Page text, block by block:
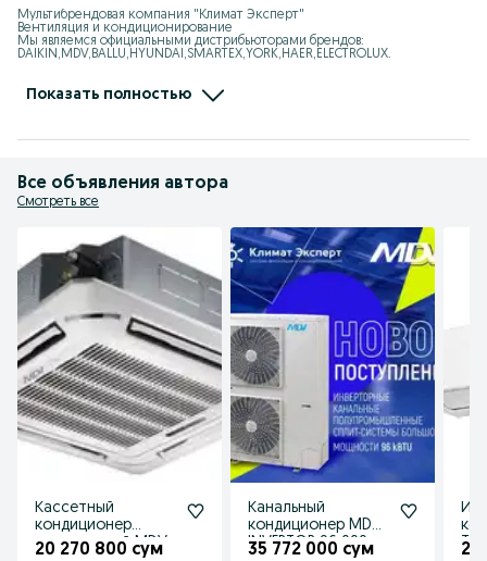
Мультибрендовая компания "Климат Эксперт"
Вентиляция и кондиционирование
Мы являемся официальными дистрибьюторами брендов:
DAIKIN,MDV,BALLU,HYUNDAI,SMARTEX,YORK,HAER,ELECTROLUX.
Тепловые завесы, Калориферы, Тепловентиялторы, Тепловые пушки,
Показать полностью
Все объявления автора
Смотреть все
Кассетный
кондиционер
инверторный MDV
20 270 800 сум
Канальный
кондиционер MDV
INVERTOR 96 000
35 772 000 сум 20